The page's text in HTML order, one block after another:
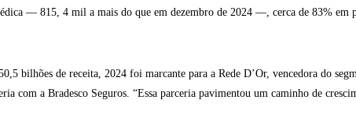
— 815, 4 mil a mais do que em dezembro de 2024 —, cerca de 83% em
bilhões de receita, 2024 foi marcante para a Rede D’Or, vencedora do
com a Bradesco Seguros. “Essa parceria pavimentou um caminho de